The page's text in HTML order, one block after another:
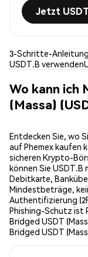
Jetzt
3-Schritte-Anleitung
USDT.B verwenden
Wo kann ich
(Massa)
Entdecken Sie, wo
auf Phemex kaufen
sicheren Krypto-
können Sie
Debitkarte,
Mindestbeträge,
Authentifizierung
Phishing-Schutz ist
Bridged USDT
Bridged USDT